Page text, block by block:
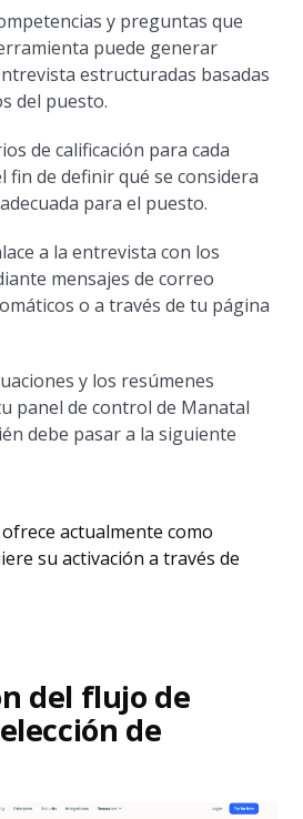
y preguntas que
puede generar
estructuradas basadas
del puesto.
de calificación para cada
fin de definir qué se considera
para el puesto.
a la entrevista con los
mensajes de correo
o a través de tu página
y los resúmenes
panel de control de Manatal
debe pasar a la siguiente
actualmente como
su activación a través de
del flujo de
de